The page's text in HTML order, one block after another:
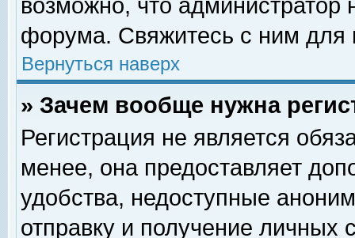
возможно, что
форума. Свяжитесь с ним для
Вернуться наверх
» Зачем вообще нужна
Регистрация не является
менее, она предоставляет
удобства, недоступные
отправку и получение личных